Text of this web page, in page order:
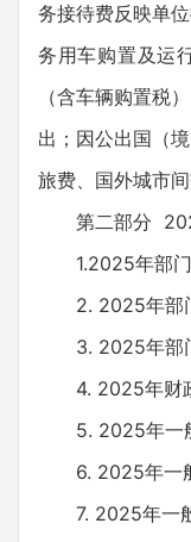
务接待费反映单
务用车购置及运
（含车辆购置税
出；因公出国（
旅费、国外城市
第二部分
1.2025年部门
2. 2025年部
3. 2025年部
4. 2025年财政
5. 2025年一般
6. 2025年一般
7. 2025年一般